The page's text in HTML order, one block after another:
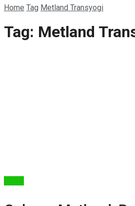
Home Tag Metland Transyogi
Tag: Metland